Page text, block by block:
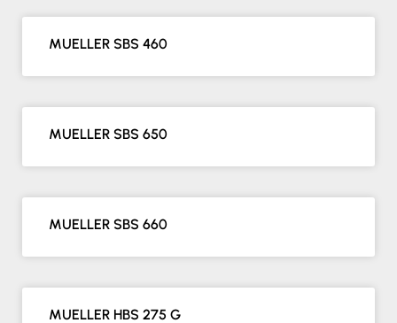
MUELLER SBS 460
MUELLER SBS 650
MUELLER SBS 660
MUELLER HBS 275 G